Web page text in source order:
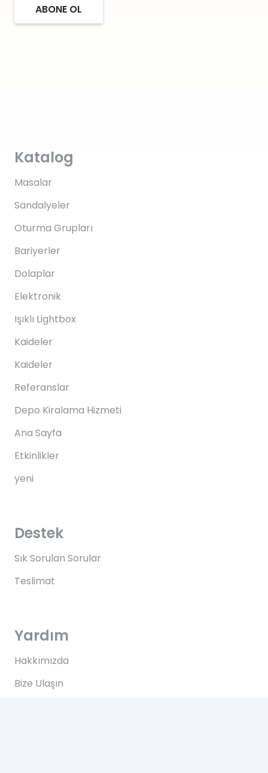
ABONE OL
Katalog
Masalar
Sandalyeler
Oturma Grupları
Bariyerler
Dolaplar
Elektronik
Işıklı Lightbox
Kaideler
Kaideler
Referanslar
Depo Kiralama Hizmeti
Ana Sayfa
Etkinlikler
yeni
Destek
Sık Sorulan Sorular
Teslimat
Yardım
Hakkımızda
Bize Ulaşın